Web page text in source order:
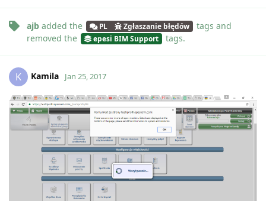
ajb added the PL Zgłaszanie błędów tags and
removed the
epesi BIM Support tags.
K Kamila Jan 25, 2017